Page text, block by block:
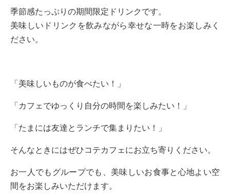
季節感たっぷりの期間限定ドリンクです。
美味しいドリンクを飲みながら幸せな一時をお楽しみく
ださい。
「美味しいものが食べたい！」
「カフェでゆっくり自分の時間を楽しみたい！」
「たまには友達とランチで集まりたい！」
そんなときにはぜひコテカフェにお立ち寄りください。
お一人でもグループでも、美味しいお食事と心地よい空
間をお楽しみいただけます。